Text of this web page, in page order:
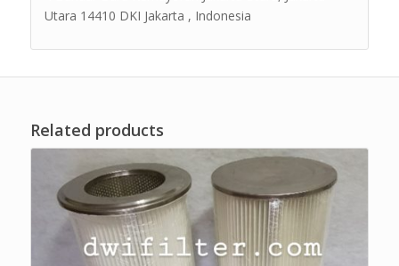
Utara 14410 DKI Jakarta , Indonesia
Related products